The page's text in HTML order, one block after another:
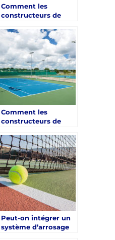
Comment les
constructeurs de
Nice gèrent-ils les
projets en zone
urbaine dense ?
Comment les
constructeurs de
Nice gèrent-ils les
réglementations
locales ?
Peut-on intégrer un
système d’arrosage